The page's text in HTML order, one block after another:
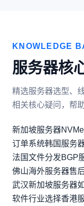
KNOWLEDGE
服务器核
精选服务器选型、
相关核心疑问，帮
新加坡服务器
订单系统韩国服务
法国文件分发BGP
佛山海外服务器售
武汉新加坡服务器
软件行业选择香港